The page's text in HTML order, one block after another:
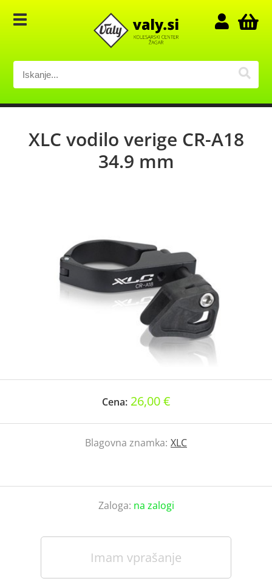
XLC vodilo verige CR-A18
34.9 mm
Cena: 26,00 €
Blagovna znamka: XLC
Zaloga: na zalogi
Imam vprašanje